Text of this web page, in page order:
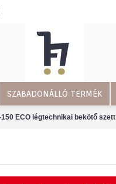
SZABADONÁLLÓ TERMÉK
ECO légtechnikai bekötő szett